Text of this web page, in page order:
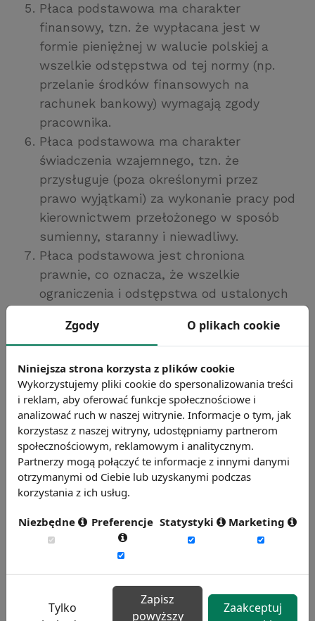
Płaca podstawowa ma charakter
finansowy, tzn. że wypłacana jest w
formie pieniężnej w walucie polskiej a
wszelkie odstępstwa od tej normy (np.
przelanie środków finansowych na
rachunek bankowy) wymagają zgody
pracownika.
Płaca podstawowa ma charakter
świadczenia wzajemnego, tzn. że
przysługuje (poza określonymi przez
prawo wyjątkami) za wykonanie pracy pod
kierownictwem przełożonego w sposób
sumienny, staranny i niewadliwy.
Płaca podstawowa jest chroniona
prawnie, co oznacza, że wszelkie
ograniczenia i odstępstwa od ustalonych
podlegają szczególnej ochronie, w
przeciwieństwie do innych składników
wynagrodzenia.
Płaca podstawowa ma charakter
równoważny pod względem prawnym,
tzn., że pracodawca płaci za usługę pracy
zgodnie z wartością tej usługi, tak, aby
płaca stanowiła ekwiwalent pracy.
Równoważność pod względem prawnym
nie odpowiada równowartości pod
względem ekonomicznym. Prawo pracy
przewiduje, że w zamian za pracę należy
się godziwe wynagrodzenie, którego
warunki realizacji określają przepisy
zakładowego i stanowionego przez
ustawodawcę prawa pracy oraz polityka
Zgody O plikach cookie
Niniejsza strona korzysta z plików cookie
Wykorzystujemy pliki cookie do spersonalizowania treści
i reklam, aby oferować funkcje społecznościowe i
analizować ruch w naszej witrynie. Informacje o tym, jak
korzystasz z naszej witryny, udostępniamy partnerom
społecznościowym, reklamowym i analitycznym.
Partnerzy mogą połączyć te informacje z innymi danymi
otrzymanymi od Ciebie lub uzyskanymi podczas
korzystania z ich usług.
Niezbędne Preferencje Statystyki Marketing
Tylko
Zapisz
powyższy
Zaakceptuj